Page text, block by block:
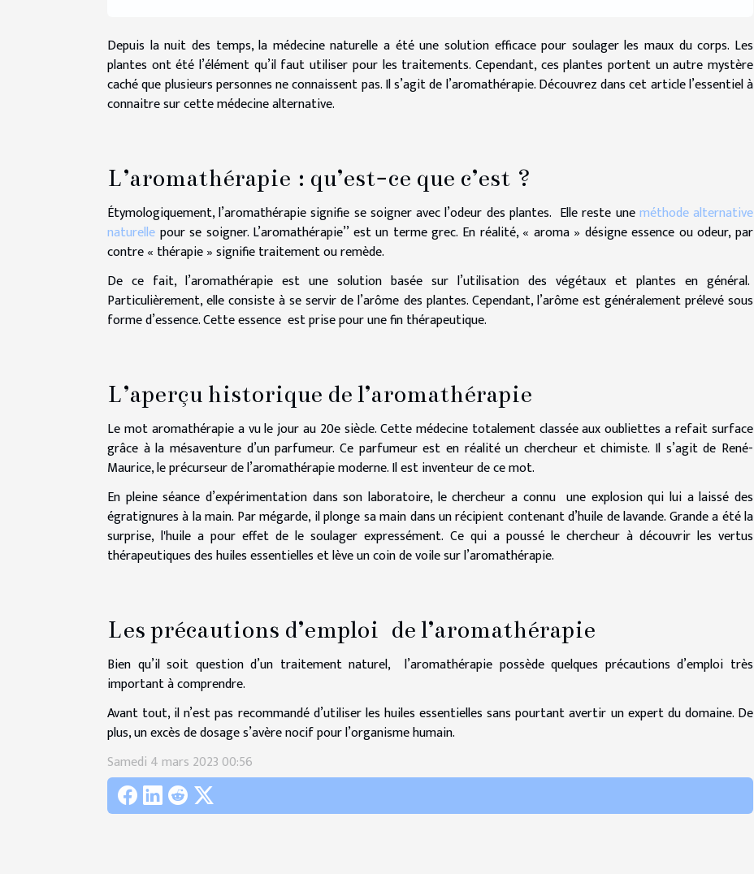
Depuis la nuit des temps, la médecine naturelle a été une solution efficace pour soulager les maux du corps. Les
plantes ont été l’élément qu’il faut utiliser pour les traitements. Cependant, ces plantes portent un autre mystère
caché que plusieurs personnes ne connaissent pas. Il s’agit de l’aromathérapie. Découvrez dans cet article l’essentiel à
connaitre sur cette médecine alternative.
L’aromathérapie : qu’est-ce que c’est ?
Étymologiquement, l’aromathérapie signifie se soigner avec l’odeur des plantes. Elle reste uneméthode alternative
naturelle pour se soigner. L’aromathérapie’’ est un terme grec. En réalité, « aroma » désigne essence ou odeur, par
contre « thérapie » signifie traitement ou remède.
De ce fait, l’aromathérapie est une solution basée sur l’utilisation des végétaux et plantes en général.
Particulièrement, elle consiste à se servir de l’arôme des plantes. Cependant, l’arôme est généralement prélevé sous
forme d’essence. Cette essence est prise pour une fin thérapeutique.
L’aperçu historique de l’aromathérapie
Le mot aromathérapie a vu le jour au 20e siècle. Cette médecine totalement classée aux oubliettes a refait surface
grâce à la mésaventure d’un parfumeur. Ce parfumeur est en réalité un chercheur et chimiste. Il s’agit de René-
Maurice, le précurseur de l’aromathérapie moderne. Il est inventeur de ce mot.
En pleine séance d’expérimentation dans son laboratoire, le chercheur a connu une explosion qui lui a laissé des
égratignures à la main. Par mégarde, il plonge sa main dans un récipient contenant d’huile de lavande. Grande a été la
surprise, l'huile a pour effet de le soulager expressément. Ce qui a poussé le chercheur à découvrir les vertus
thérapeutiques des huiles essentielles et lève un coin de voile sur l’aromathérapie.
Les précautions d’emploi de l’aromathérapie
Bien qu’il soit question d’un traitement naturel, l’aromathérapie possède quelques précautions d’emploi très
important à comprendre.
Avant tout, il n’est pas recommandé d’utiliser les huiles essentielles sans pourtant avertir un expert du domaine. De
plus, un excès de dosage s’avère nocif pour l’organisme humain.
Samedi 4 mars 2023 00:56